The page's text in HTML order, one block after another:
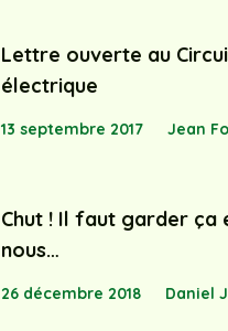
Lettre ouverte au
électrique
13 septembre 2017 Jean
Chut ! Il faut garder ça
nous…
26 décembre 2018 Daniel